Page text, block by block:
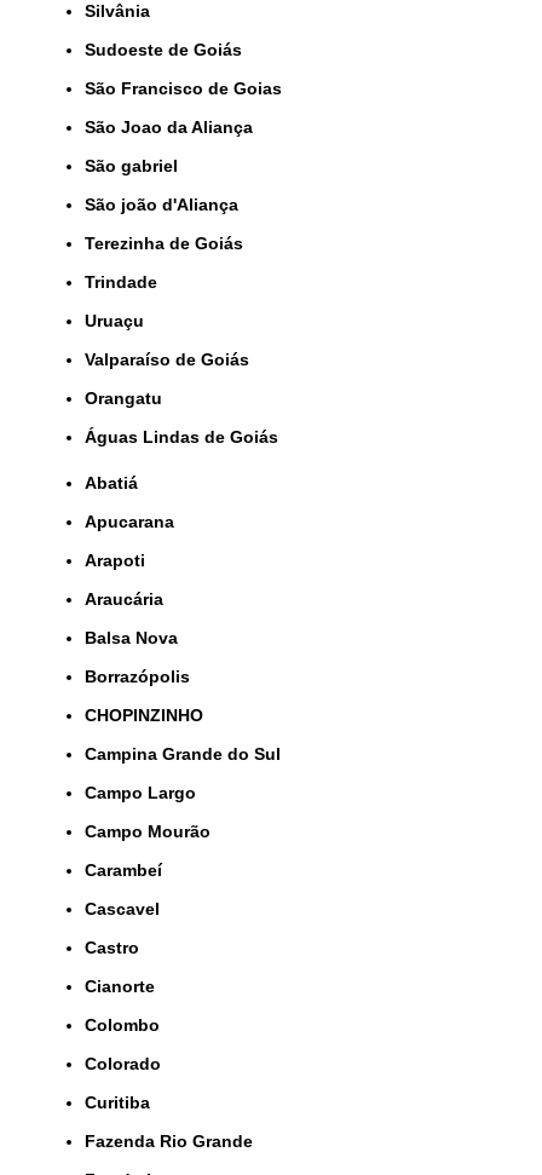
Silvânia
Sudoeste de Goiás
São Francisco de Goias
São Joao da Aliança
São gabriel
São joão d'Aliança
Terezinha de Goiás
Trindade
Uruaçu
Valparaíso de Goiás
orangatu
Águas Lindas de Goiás
Abatiá
Apucarana
Arapoti
Araucária
Balsa Nova
Borrazópolis
CHOPINZINHO
Campina Grande do Sul
Campo Largo
Campo Mourão
Carambeí
Cascavel
Castro
Cianorte
Colombo
Colorado
Curitiba
Fazenda Rio Grande